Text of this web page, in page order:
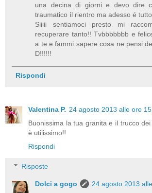
una decina di giorni e devo dire
traumatico il rientro ma adesso é
Siiiii sentiamoci presto mi
recuperare tanto!! Tvbbbbbbb e
a te e fammi sapere cosa ne pensi
D!!!!!!
Rispondi
Valentina P. 24 agosto 2013 alle ore
Buonissima la tua granita e il trucco
è utilissimo!!
Rispondi
Risposte
Dolci a gogo
24 agosto 2013